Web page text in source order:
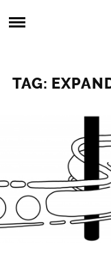
to
Stories
Comics,
TAG: